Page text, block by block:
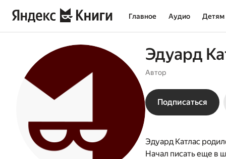
Главное Аудио Детям
Эдуард
Автор
Подписаться
Эдуард Катлас
Начал писать еще в